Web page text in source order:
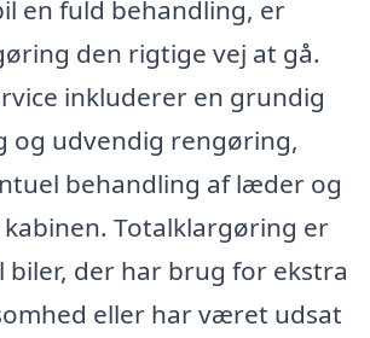
en fuld behandling, er
den rigtige vej at gå.
inkluderer en grundig
og udvendig rengøring,
behandling af læder og
Totalklargøring er
biler, der har brug for ekstra
eller har været udsat